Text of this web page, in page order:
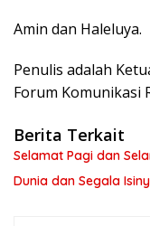
Amin dan Haleluya.
Penulis adalah
Forum Komunikasi
Berita Terkait
Selamat Pagi dan
Dunia dan Segala